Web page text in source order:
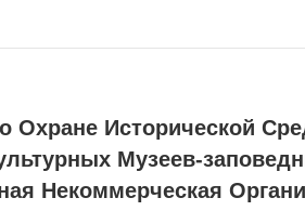
Охране Исторической
Музеев-
Некоммерческая